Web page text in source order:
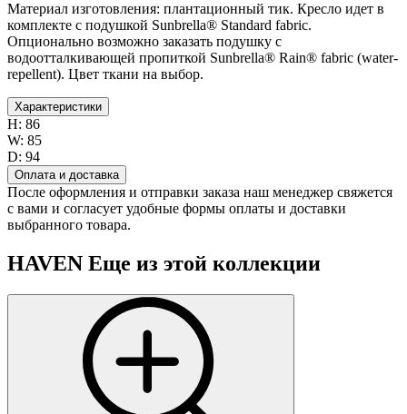
Материал изготовления: плантационный тик. Кресло идет в
комплекте с подушкой Sunbrella® Standard fabric.
Опционально возможно заказать подушку с
водоотталкивающей пропиткой Sunbrella® Rain® fabric (water-
repellent). Цвет ткани на выбор.
Характеристики
H: 86
W: 85
D: 94
Оплата и доставка
После оформления и отправки заказа наш менеджер свяжется
с вами и согласует удобные формы оплаты и доставки
выбранного товара.
HAVEN Еще из этой коллекции